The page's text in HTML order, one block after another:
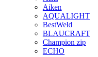
Aiken
AQUALIGHT
BestWeld
BLAUCRAFT
Champion zip
ECHO